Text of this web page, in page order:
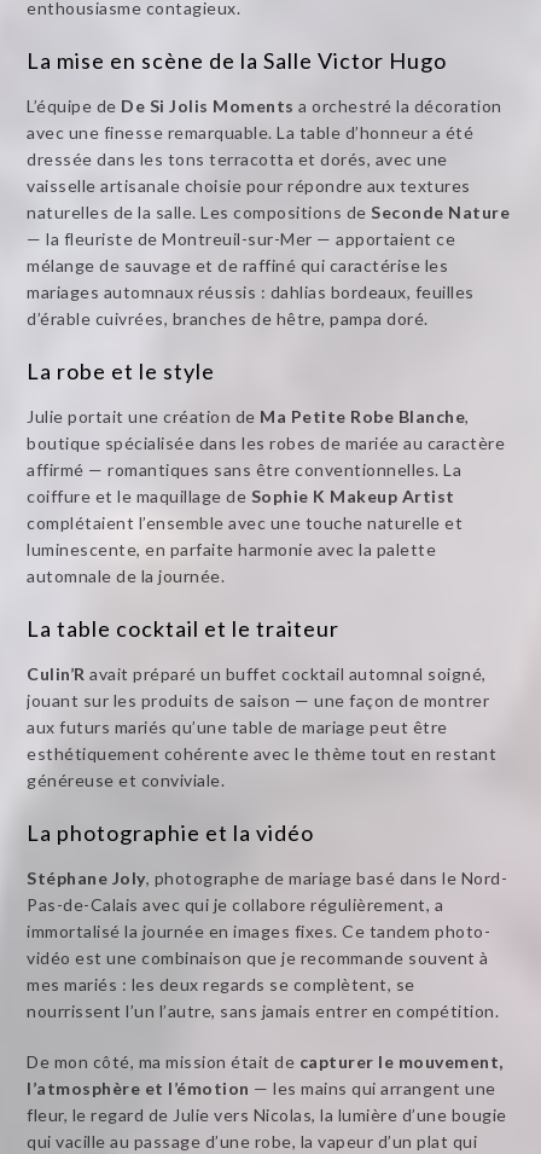
enthousiasme contagieux.
La mise en scène de la Salle Victor Hugo
L’équipe de De Si Jolis Moments a orchestré la décoration
avec une finesse remarquable. La table d’honneur a été
dressée dans les tons terracotta et dorés, avec une
vaisselle artisanale choisie pour répondre aux textures
naturelles de la salle. Les compositions de Seconde Nature
— la fleuriste de Montreuil-sur-Mer — apportaient ce
mélange de sauvage et de raffiné qui caractérise les
mariages automnaux réussis : dahlias bordeaux, feuilles
d’érable cuivrées, branches de hêtre, pampa doré.
La robe et le style
Julie portait une création de Ma Petite Robe Blanche,
boutique spécialisée dans les robes de mariée au caractère
affirmé — romantiques sans être conventionnelles. La
coiffure et le maquillage de Sophie K Makeup Artist
complétaient l’ensemble avec une touche naturelle et
luminescente, en parfaite harmonie avec la palette
automnale de la journée.
La table cocktail et le traiteur
Culin’R avait préparé un buffet cocktail automnal soigné,
jouant sur les produits de saison — une façon de montrer
aux futurs mariés qu’une table de mariage peut être
esthétiquement cohérente avec le thème tout en restant
généreuse et conviviale.
La photographie et la vidéo
Stéphane Joly, photographe de mariage basé dans le Nord-
Pas-de-Calais avec qui je collabore régulièrement, a
immortalisé la journée en images fixes. Ce tandem photo-
vidéo est une combinaison que je recommande souvent à
mes mariés : les deux regards se complètent, se
nourrissent l’un l’autre, sans jamais entrer en compétition.
De mon côté, ma mission était de capturer le mouvement,
l’atmosphère et l’émotion — les mains qui arrangent une
fleur, le regard de Julie vers Nicolas, la lumière d’une bougie
qui vacille au passage d’une robe, la vapeur d’un plat qui